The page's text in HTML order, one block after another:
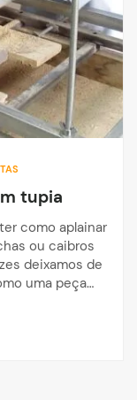
tupia
como aplainar
ou caibros
deixamos de
uma peça…